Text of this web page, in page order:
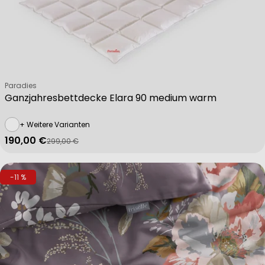
Ganzjahresbettdecke Elara 90 medium warm
Verkäufer:
Paradies
+ Weitere Varianten
Verkaufspreis
190,00 €
Regulärer Preis
299,00 €
-11 %